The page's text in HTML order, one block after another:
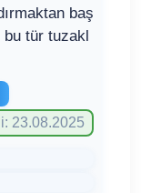
baş
bu tür tuzakl
23.08.2025